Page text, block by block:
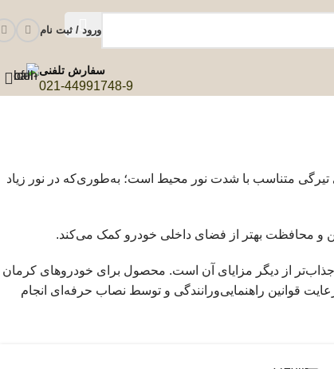
ورود / ثبت نام
سفارش تلفنی
021-44991748-9
متناسب با شدت نور محیط است؛ به‌طوری‌که در نور زیاد
و محافظت بهتر از فضای داخلی خودرو کمک می‌کند.
از دیگر مزایای آن است. محصول برای خودروهای کرمان
قوانین راهنمایی‌ورانندگی و توسط نصاب حرفه‌ای انجام